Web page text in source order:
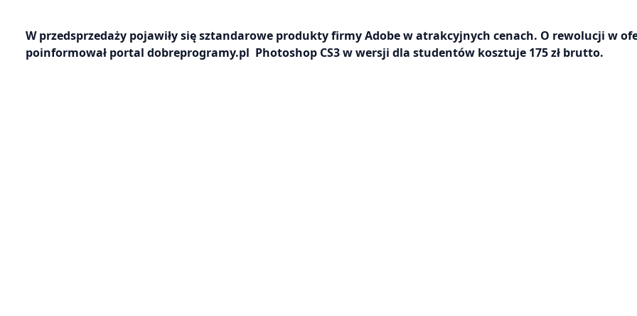
W przedsprzedaży pojawiły się sztandarowe produkty firmy Adobe w atrakcyjnych cenach. O rewolucji w
poinformował portal dobreprogramy.pl Photoshop CS3 w wersji dla studentów kosztuje 175 zł brutto.